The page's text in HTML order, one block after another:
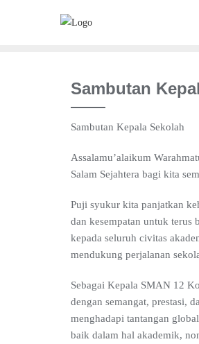
Sambutan
Sambutan Kepala Sekolah
Assalamu’alaikum
Salam Sejahtera bagi kita
Puji syukur kita panjatkan
dan kesempatan untuk terus
kepada seluruh civitas
mendukung perjalanan
Sebagai Kepala SMAN 12
dengan semangat, prestasi,
menghadapi tantangan
baik dalam hal akademik,